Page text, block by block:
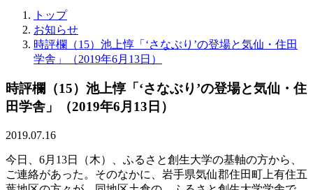
トップ
お知らせ
時評欄（15）池上惇「‘さなぶり’の登場と気仙・住田
学舎」（2019年6月13日）
時評欄（15）池上惇「‘さなぶり’の登場と気仙・住
田学舎」（2019年6月13日）
2019.07.16
今日、6月13日（木）、ふるさと創生大学の基軸の方から、
ご連絡があった。そのなかに、岩手県気仙郡住田町上有住五